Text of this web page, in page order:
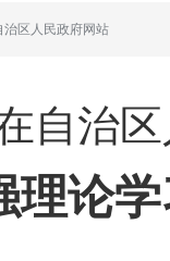
治区人民政府网站
自治
理论